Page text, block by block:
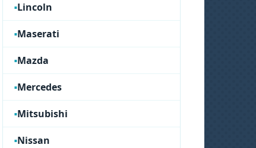
Lincoln
Maserati
Mazda
Mercedes
Mitsubishi
Nissan